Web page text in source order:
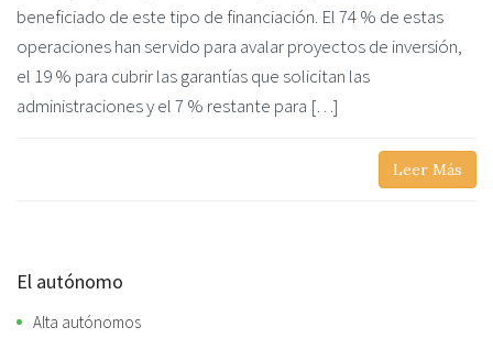
beneficiado de este tipo de financiación. El 74 % de estas
operaciones han servido para avalar proyectos de inversión,
el 19 % para cubrir las garantías que solicitan las
administraciones y el 7 % restante para […]
Leer Más
El autónomo
Alta autónomos